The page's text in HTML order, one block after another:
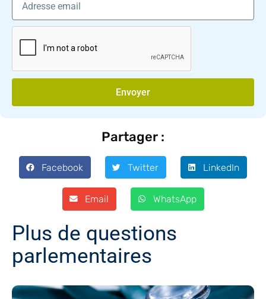
Envoyer
Partager :
Facebook Twitter LinkedIn
Email WhatsApp
Plus de questions
parlementaires